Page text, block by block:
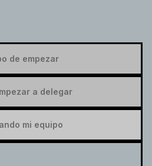
de empezar
a delegar
mi equipo